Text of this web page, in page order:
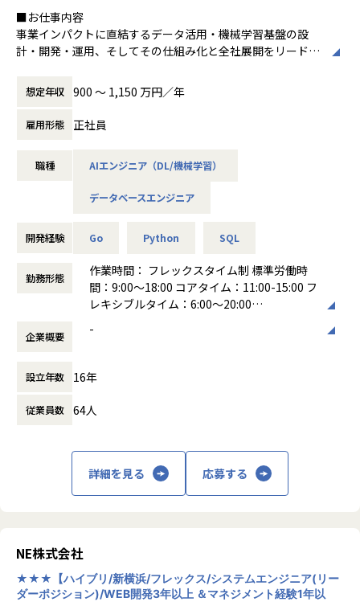
に製品改善や新機能へ反映させるサイクルを回せるため、自
身の貢献が顧客満足に直結する手応えを感じられます。
国内トップクラスのシェアを誇る「KING OF TIME」は、導
日々の打刻という「止まることが許されない」基幹インフラ
改善が社会に与えるインパクトを肌で感じられます。安定稼
働と進化を両立させる、難易度の高いエンジニアリングに挑
戦できる環境です。
当社の開発者は「フルリモート/フレックス」での勤務となる
ても日本国内であればOKです。北は北海道から南は沖縄まで
従業員がおり、地方居住者率は昨年度29％となっておりま
【業務の変更の範囲】
■募集背景
フロント業務に特化した組織の立ち上げに伴い定量分析を担
コインチェックは、2014年より暗号資産取引サービスを提供
ットフォームへと成長してきました。
が進み、単なる投資対象から、価値交換・証券化・新たな経
私たちはこの社会的な変化を、サービスとして実装するテッ
ク集団です。マネックスグループの一員として、高いコンプ
ライアンス水準を守りながらも、
新規サービスの立ち上げやブロックチェーン領域への挑戦な
のポジションにあります。
の基盤は、すべて自社開発。数秒単位で価格が動く世界にお
安定かつスケーラブルな体験を提供することは、シンプルな
こうした技術的課題を楽しめる方が、金融やEC、SaaSなど
さまざまな業界からジョインし、活躍しています。
い」「未知のドメインに挑戦したい」といった熱量を持つ方
を歓迎しています。
■お仕事内容
事業インパクトに直結するデータ活用・機械学習基盤の設
計・開発・運用、そしてその仕組み化と全社展開をリードし
＜具体的な業務イメージ＞
・Go, Pythonを用いたデータパイプライン、API/バッチ処理
・データウェアハウス・データレイクハウスの設計・構築・
・Terraformを用いたIaCによるインフラ構築・管理 (AWS,
・Feature Storeや実験管理基盤など、MLOps関連技術の選
ネジメント担当1名が兼務でデータエンジニアリング領域を
この領域を専門でリードする一人目のシニアメンバーとして
ご活躍いただくことを期待しています。
将来的には、事業の成長に合わせてデータエンジニアリング
■ポジションの魅力
・事業のコアで裁量を発揮
・ビジネスに直結するインパクト
PoC（実証実験）で終わることなく、自身が構築した基盤
想定年収 900 〜 1,150 万円／年
雇用形態 正社員
職種 AIエンジニア（DL/機械学習）
データベースエンジニア
開発経験 Go Python SQL
勤務形態
作業時間： フレックスタイム制 標準労働時
間：9:00～18:00 コアタイム：11:00-15:00 フ
レキシブルタイム：6:00～20:00
企業概要 -
設立年数 16年
従業員数 64人
詳細を見る 応募する
NE株式会社
★★★【ハイブリ/新横浜/フレックス/システムエンジニア(リー
ダーポジション)/WEB開発3年以上 ＆マネジメント経験1年以